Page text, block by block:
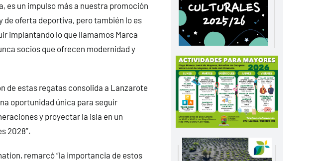
es un impulso más a nuestra promoción
de oferta deportiva, pero también lo es
implantando lo que llamamos Marca
socios que ofrecen modernidad y
de estas regatas consolida a Lanzarote
oportunidad única para seguir
y proyectar la isla en un
2028”.
remarcó “la importancia de estos